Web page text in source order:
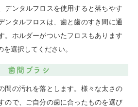
デンタルフロスを使用すると落ちやす
ンタルフロスは、歯と歯のすき間に通
。ホルダーがついたフロスもあります
選択してください。
歯間ブラシ
間の汚れを落とします。様々な太さの
ので、ご自分の歯に合ったものを選び